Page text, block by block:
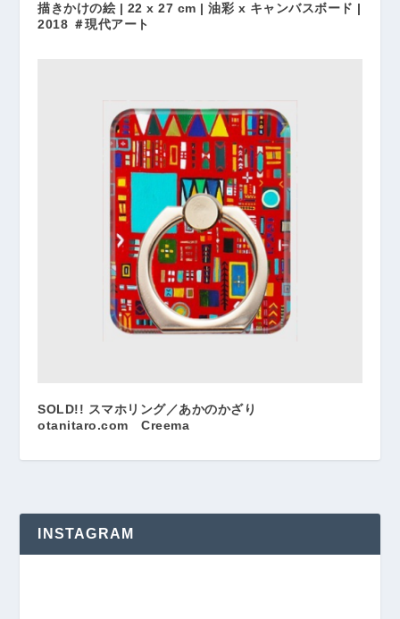
描きかけの絵 | 22 x 27 cm | 油彩 x キャンバスボード |
2018 ＃現代アート
SOLD!! スマホリング／あかのかざり
otanitaro.com Creema
INSTAGRAM